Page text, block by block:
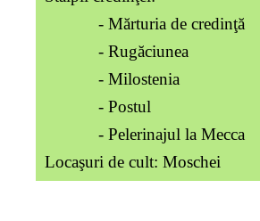
- Mărturia de credinţă
- Rugăciunea
- Milostenia
- Postul
- Pelerinajul la Mecca
Locaşuri de cult: Moschei